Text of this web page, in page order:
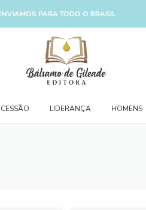
O BRASIL
LIDERANÇA HOMENS